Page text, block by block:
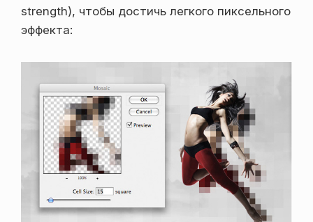
strength), чтобы достичь легкого пиксельного
эффекта: